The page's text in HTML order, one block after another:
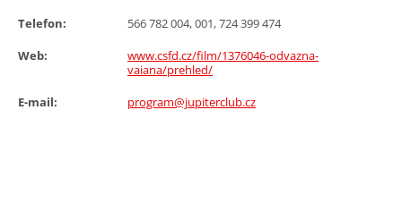
Telefon:
566 782 004, 001, 724 399 474
Web:
www.csfd.cz/film/1376046-odvazna-
vaiana/prehled/
E-mail:
program@jupiterclub.cz